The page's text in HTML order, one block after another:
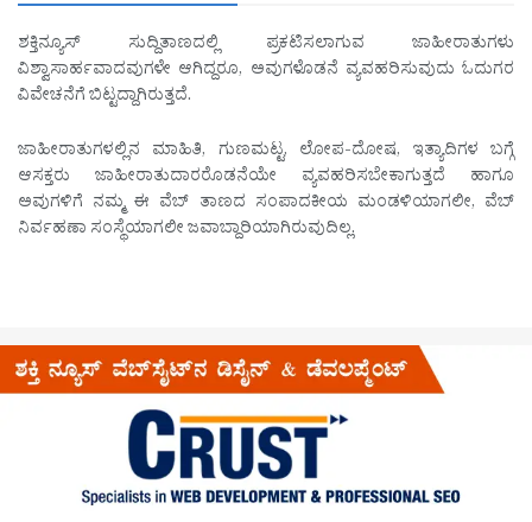
ಶಕ್ತಿನ್ಯೂಸ್ ಸುದ್ದಿತಾಣದಲ್ಲಿ ಪ್ರಕಟಿಸಲಾಗುವ ಜಾಹೀರಾತುಗಳು
ವಿಶ್ವಾಸಾರ್ಹವಾದವುಗಳೇ ಆಗಿದ್ದರೂ, ಅವುಗಳೊಡನೆ ವ್ಯವಹರಿಸುವುದು ಓದುಗರ
ವಿವೇಚನೆಗೆ ಬಿಟ್ಟದ್ದಾಗಿರುತ್ತದೆ.
ಜಾಹೀರಾತುಗಳಲ್ಲಿನ ಮಾಹಿತಿ, ಗುಣಮಟ್ಟ, ಲೋಪ-ದೋಷ, ಇತ್ಯಾದಿಗಳ ಬಗ್ಗೆ
ಆಸಕ್ತರು ಜಾಹೀರಾತುದಾರರೊಡನೆಯೇ ವ್ಯವಹರಿಸಬೇಕಾಗುತ್ತದೆ ಹಾಗೂ
ಅವುಗಳಿಗೆ ನಮ್ಮ ಈ ವೆಬ್ ತಾಣದ ಸಂಪಾದಕೀಯ ಮಂಡಳಿಯಾಗಲೀ, ವೆಬ್
ನಿರ್ವಹಣಾ ಸಂಸ್ಥೆಯಾಗಲೀ ಜವಾಬ್ದಾರಿಯಾಗಿರುವುದಿಲ್ಲ.